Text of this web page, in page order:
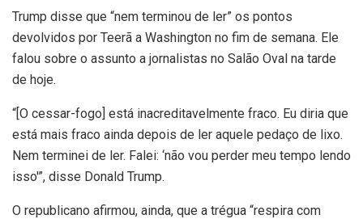
Trump disse que “nem terminou de ler” os pontos
devolvidos por Teerã a Washington no fim de semana. Ele
falou sobre o assunto a jornalistas no Salão Oval na tarde
de hoje.
“[O cessar-fogo] está inacreditavelmente fraco. Eu diria que
está mais fraco ainda depois de ler aquele pedaço de lixo.
Nem terminei de ler. Falei: ‘não vou perder meu tempo lendo
isso'”, disse Donald Trump.
O republicano afirmou, ainda, que a trégua “respira com